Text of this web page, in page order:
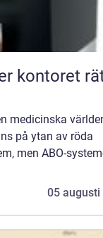
kontoret
medicinska
på ytan av röda
men ABO-
05 augusti